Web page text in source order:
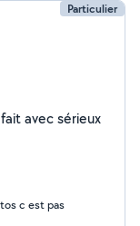
Particulier
avec sérieux
c est pas